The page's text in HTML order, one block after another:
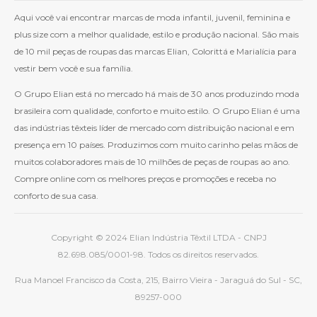
Aqui você vai encontrar marcas de moda infantil, juvenil, feminina e
plus size com a melhor qualidade, estilo e produção nacional. São mais
de 10 mil peças de roupas das marcas Elian, Colorittá e Marialícia para
vestir bem você e sua família.
O Grupo Elian está no mercado há mais de 30 anos produzindo moda
brasileira com qualidade, conforto e muito estilo. O Grupo Elian é uma
das indústrias têxteis líder de mercado com distribuição nacional e em
presença em 10 países. Produzimos com muito carinho pelas mãos de
muitos colaboradores mais de 10 milhões de peças de roupas ao ano.
Compre online com os melhores preços e promoções e receba no
conforto de sua casa.
Copyright © 2024 Elian Indústria Têxtil LTDA - CNPJ
82.698.085/0001-98. Todos os direitos reservados.
Rua Manoel Francisco da Costa, 215, Bairro Vieira - Jaraguá do Sul - SC,
89257-000